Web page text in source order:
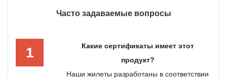
Часто задаваемые вопросы
1
Какие сертификаты имеет этот
продукт?
Наши жилеты разработаны в соответствии